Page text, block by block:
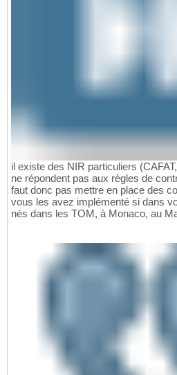
il existe des NIR particuliers
ne répondent pas aux règles de
faut donc pas mettre en place des
vous les avez implémenté si dans
nés dans les TOM, à Monaco, au